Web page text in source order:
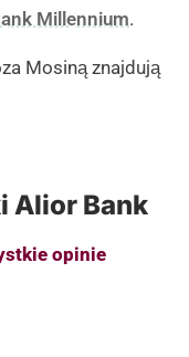
Millennium.
Mosiną znajdują
Alior Bank
opinie